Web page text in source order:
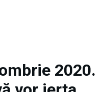
2020.